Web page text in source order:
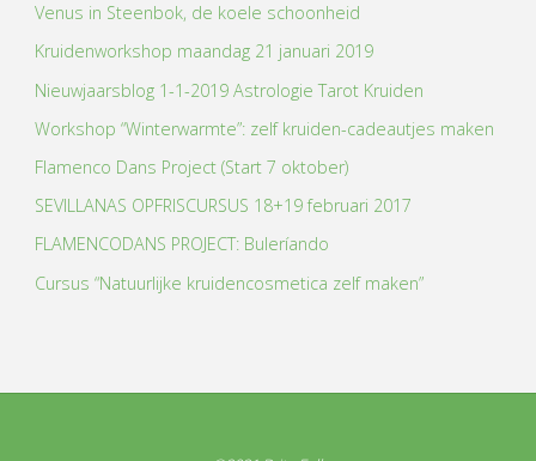
Venus in Steenbok, de koele schoonheid
Kruidenworkshop maandag 21 januari 2019
Nieuwjaarsblog 1-1-2019 Astrologie Tarot Kruiden
Workshop “Winterwarmte”: zelf kruiden-cadeautjes maken
Flamenco Dans Project (Start 7 oktober)
SEVILLANAS OPFRISCURSUS 18+19 februari 2017
FLAMENCODANS PROJECT: Buleríando
Cursus “Natuurlijke kruidencosmetica zelf maken”